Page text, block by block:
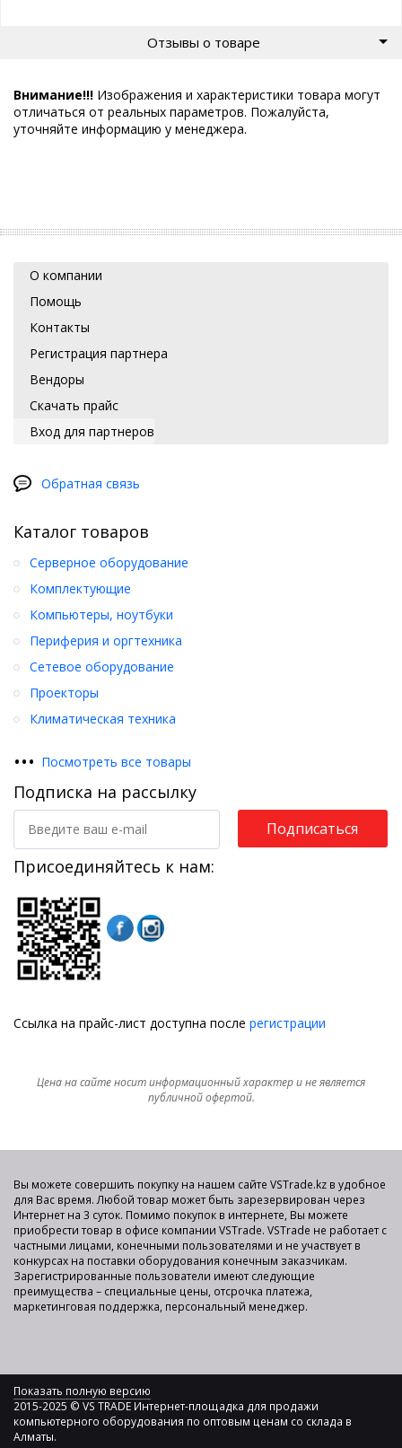
Отзывы о товаре
Внимание!!! Изображения и характеристики товара могут
отличаться от реальных параметров. Пожалуйста,
уточняйте информацию у менеджера.
О компании
Помощь
Контакты
Регистрация партнера
Вендоры
Скачать прайс
Вход для партнеров
Обратная связь
Каталог товаров
Серверное оборудование
Комплектующие
Компьютеры, ноутбуки
Периферия и оргтехника
Сетевое оборудование
Проекторы
Климатическая техника
••• Посмотреть все товары
Подписка на рассылку
Подписаться
Присоединяйтесь к нам:
Ссылка на прайс-лист доступна после регистрации
Цена на сайте носит информационный характер и не является
публичной офертой.
Вы можете совершить покупку на нашем сайте VSTrade.kz в удобное
для Вас время. Любой товар может быть зарезервирован через
Интернет на 3 суток. Помимо покупок в интернете, Вы можете
приобрести товар в офисе компании VSTrade. VSTrade не работает с
частными лицами, конечными пользователями и не участвует в
конкурсах на поставки оборудования конечным заказчикам.
Зарегистрированные пользователи имеют следующие
преимущества – специальные цены, отсрочка платежа,
маркетинговая поддержка, персональный менеджер.
Показать полную версию
2015-2025 © VS TRADE Интернет-площадка для продажи
компьютерного оборудования по оптовым ценам со склада в
Алматы.